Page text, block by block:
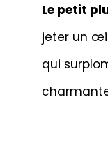
Le petit
jeter un
qui